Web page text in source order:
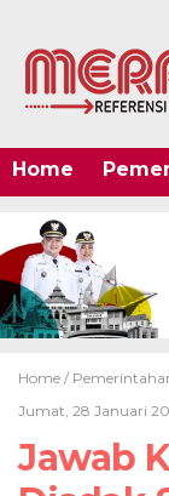
Home
Home /
Jumat, 28 Januari
Jawab